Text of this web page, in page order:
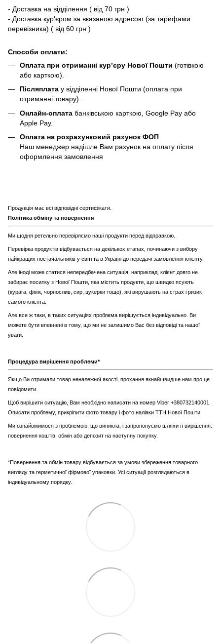
- Доставка на відділення ( від 70 грн )
- Доставка кур'єром за вказаною адресою (за тарифами
перевізника) ( від 60 грн )
Способи оплати:
Оплата при отриманні кур’єру Нової Пошти (готівкою
або карткою).
Післяплата у відділенні Нової Пошти (оплата при
отриманні товару).
Онлайн-оплата банківською карткою, Google Pay або
Apple Pay.
Оплата на розрахунковий рахунок ФОП
Наш менеджер надішле Вам рахунок на оплату після
оформлення замовлення
Продукція має всі відповідні сертифікати.
Політика обміну та повернення
Ми щодня ретельно перевіряємо наші продукти перед відправкою.
Перевірка продуктів відбувається на декількох етапах, починаючи з вибору
найкращих постачальників у світі та в Україні до передачі замовлення клієнту.
Але іноді може статися непередбачена ситуація, наприклад, клієнт довго не
забирає посилку з Нової Пошти, яка містить продукти, що швидко псують
(курага, фінік, чорнослив, сир, цукерки тощо), які вирушають на страх і ризик
самого клієнта.
Але все ж таки, в таких ситуаціях проблема вирішується індивідуально. Ви
можете бути впевнені в тому, що ми не залишимо Вас без відповіді та нашої
уваги.
Процедура вирішення проблеми*
Якщо Ви отримали товар неналежної якості, прохання якнайшвидше нам про це
повідомити.
Щоб вирішити ситуацію, Вам необхідно написати на номер Viber +380732140001.
Описати проблему, прикріпити фото товару і фото наліаки ТТН Нової Пошти.
Ми ознайомимося з проблемою, що виникла, і запропонуємо шляхи її вирішення:
повернення коштів, обмін або депозит на наступну покупку.
*Повернення та обмін товару відбувається за умови збереження товарного
вигляду та герметичної фірмової упаковки. Усі ситуації розглядаються в
індивідуальному порядку.